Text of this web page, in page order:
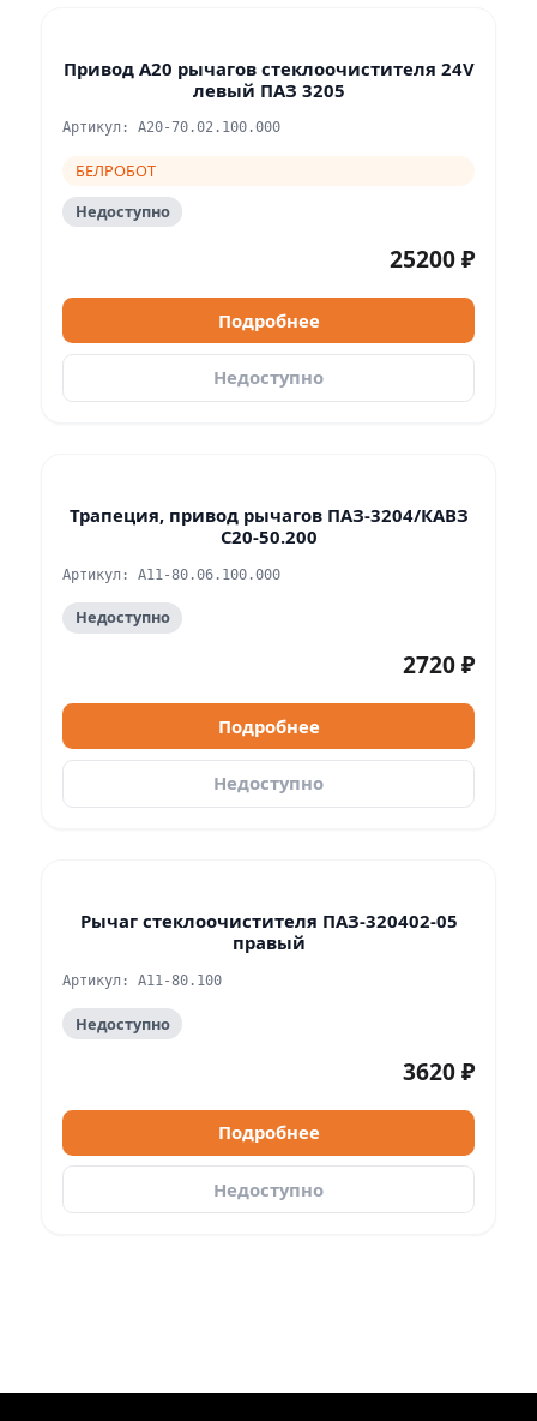
Привод А20 рычагов стеклоочистителя 24V
левый ПАЗ 3205
Артикул: А20-70.02.100.000
БЕЛРОБОТ
Недоступно
25200 ₽
Подробнее
Недоступно
Трапеция, привод рычагов ПАЗ-3204/КАВЗ
С20-50.200
Артикул: А11-80.06.100.000
Недоступно
2720 ₽
Подробнее
Недоступно
Рычаг стеклоочистителя ПАЗ-320402-05
правый
Артикул: А11-80.100
Недоступно
3620 ₽
Подробнее
Недоступно